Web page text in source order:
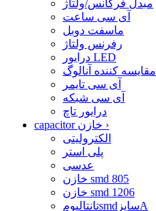
مبدل فرکانس/ولتاژ
آی سی ساعت
ماسفت دوبل
رفرنس ولتاژ
درایور LED
مقایسه کننده آنالوگ
آی سی تایمر
آی سی شبکه
درایور تاچ
›
الکترولیتی
پلی استر
عدسی
خازن smd 805
خازن smd 1206
تانتالیومsmdسایزA